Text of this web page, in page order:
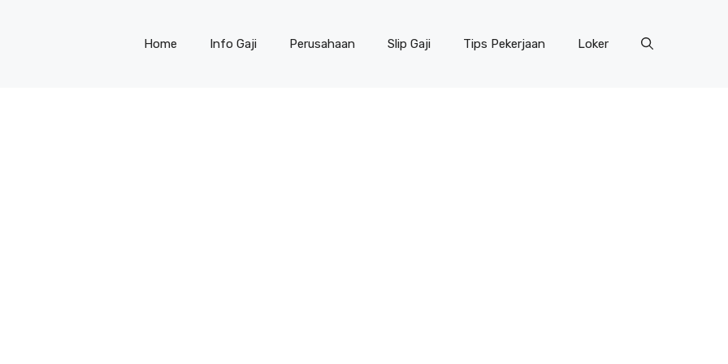
Home Info Gaji Perusahaan Slip Gaji Tips Pekerjaan Loker